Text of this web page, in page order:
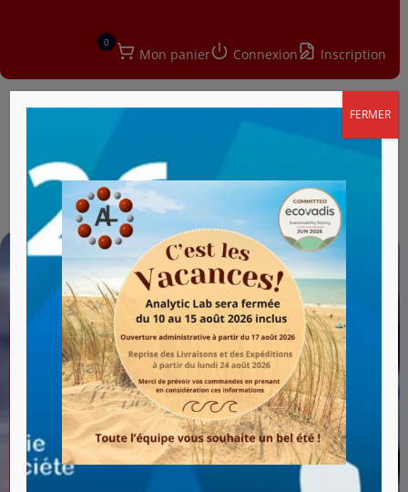
0
Mon panier Connexion Inscription
a
Distributeur de matériel
de laboratoire :
découvrez le MultiLab®
Pro IDS, l’outil idéal pour
les mesures
multiparamètres
FERMER